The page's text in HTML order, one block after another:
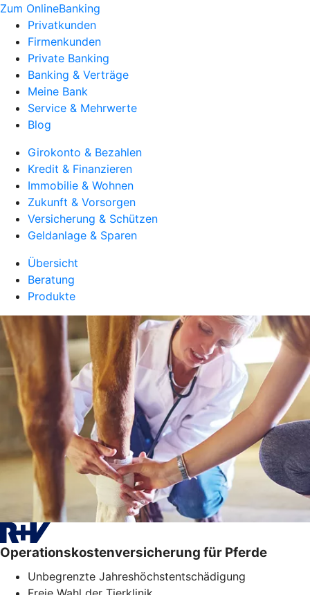
Zum OnlineBanking
Privatkunden
Firmenkunden
Private Banking
Banking & Verträge
Meine Bank
Service & Mehrwerte
Blog
Girokonto & Bezahlen
Kredit & Finanzieren
Immobilie & Wohnen
Zukunft & Vorsorgen
Versicherung & Schützen
Geldanlage & Sparen
Übersicht
Beratung
Produkte
Operationskostenversicherung für Pferde
Unbegrenzte Jahreshöchstentschädigung